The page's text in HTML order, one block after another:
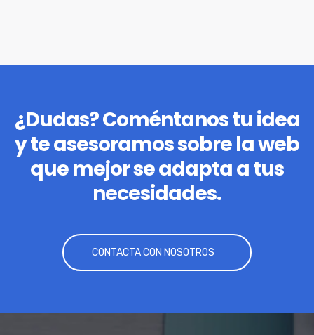
¿Dudas? Coméntanos tu idea
y te asesoramos sobre la web
que mejor se adapta a tus
necesidades.
CONTACTA CON NOSOTROS